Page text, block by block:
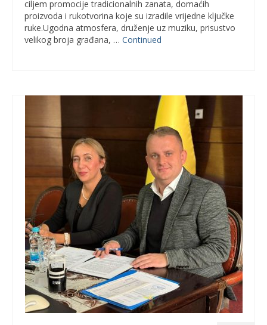
ciljem promocije tradicionalnih zanata, domaćih
proizvoda i rukotvorina koje su izradile vrijedne ključke
ruke.Ugodna atmosfera, druženje uz muziku, prisustvo
velikog broja građana, … Continued